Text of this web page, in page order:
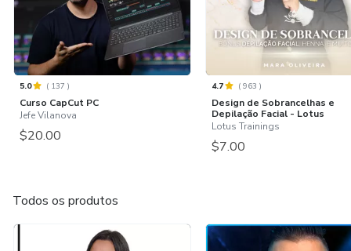
5.0 ( 137 )
Curso CapCut PC
Jefe Vilanova
$20.00
4.7 (963 )
Design de Sobrancelhas e
Depilação Facial - Lotus
Lotus Trainings
$7.00
Todos os produtos